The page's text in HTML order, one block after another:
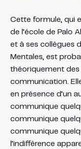
Cette formule, qui
de l’école de Palo
et à ses collègues
Mentales, est
théoriquement
communication.
en présence d’un
communique
communique
communique
l’indifférence